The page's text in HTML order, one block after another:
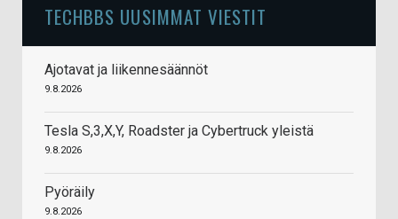
TECHBBS UUSIMMAT VIESTIT
Ajotavat ja liikennesäännöt
9.8.2026
Tesla S,3,X,Y, Roadster ja Cybertruck yleistä
9.8.2026
Pyöräily
9.8.2026